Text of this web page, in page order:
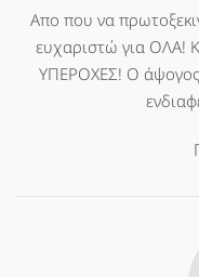
Απο που να
ευχαριστώ για ΟΛΑ!
ΥΠΕΡΟΧΕΣ! Ο άψογος